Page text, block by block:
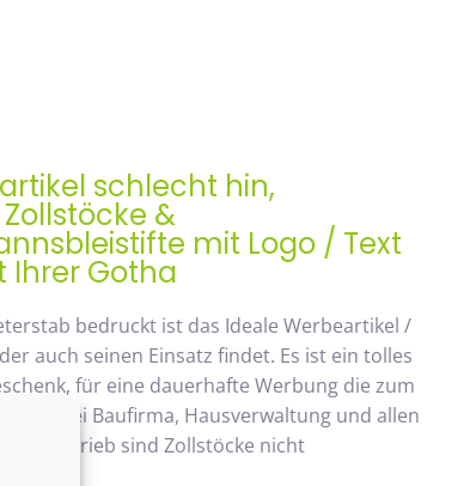
schlecht hin,
&
mit Logo / Text
Ihrer Gotha
bedruckt ist das Ideale Werbeartikel /
auch seinen Einsatz findet. Es ist ein tolles
für eine dauerhafte Werbung die zum
bei Baufirma, Hausverwaltung und allen
sind Zollstöcke nicht